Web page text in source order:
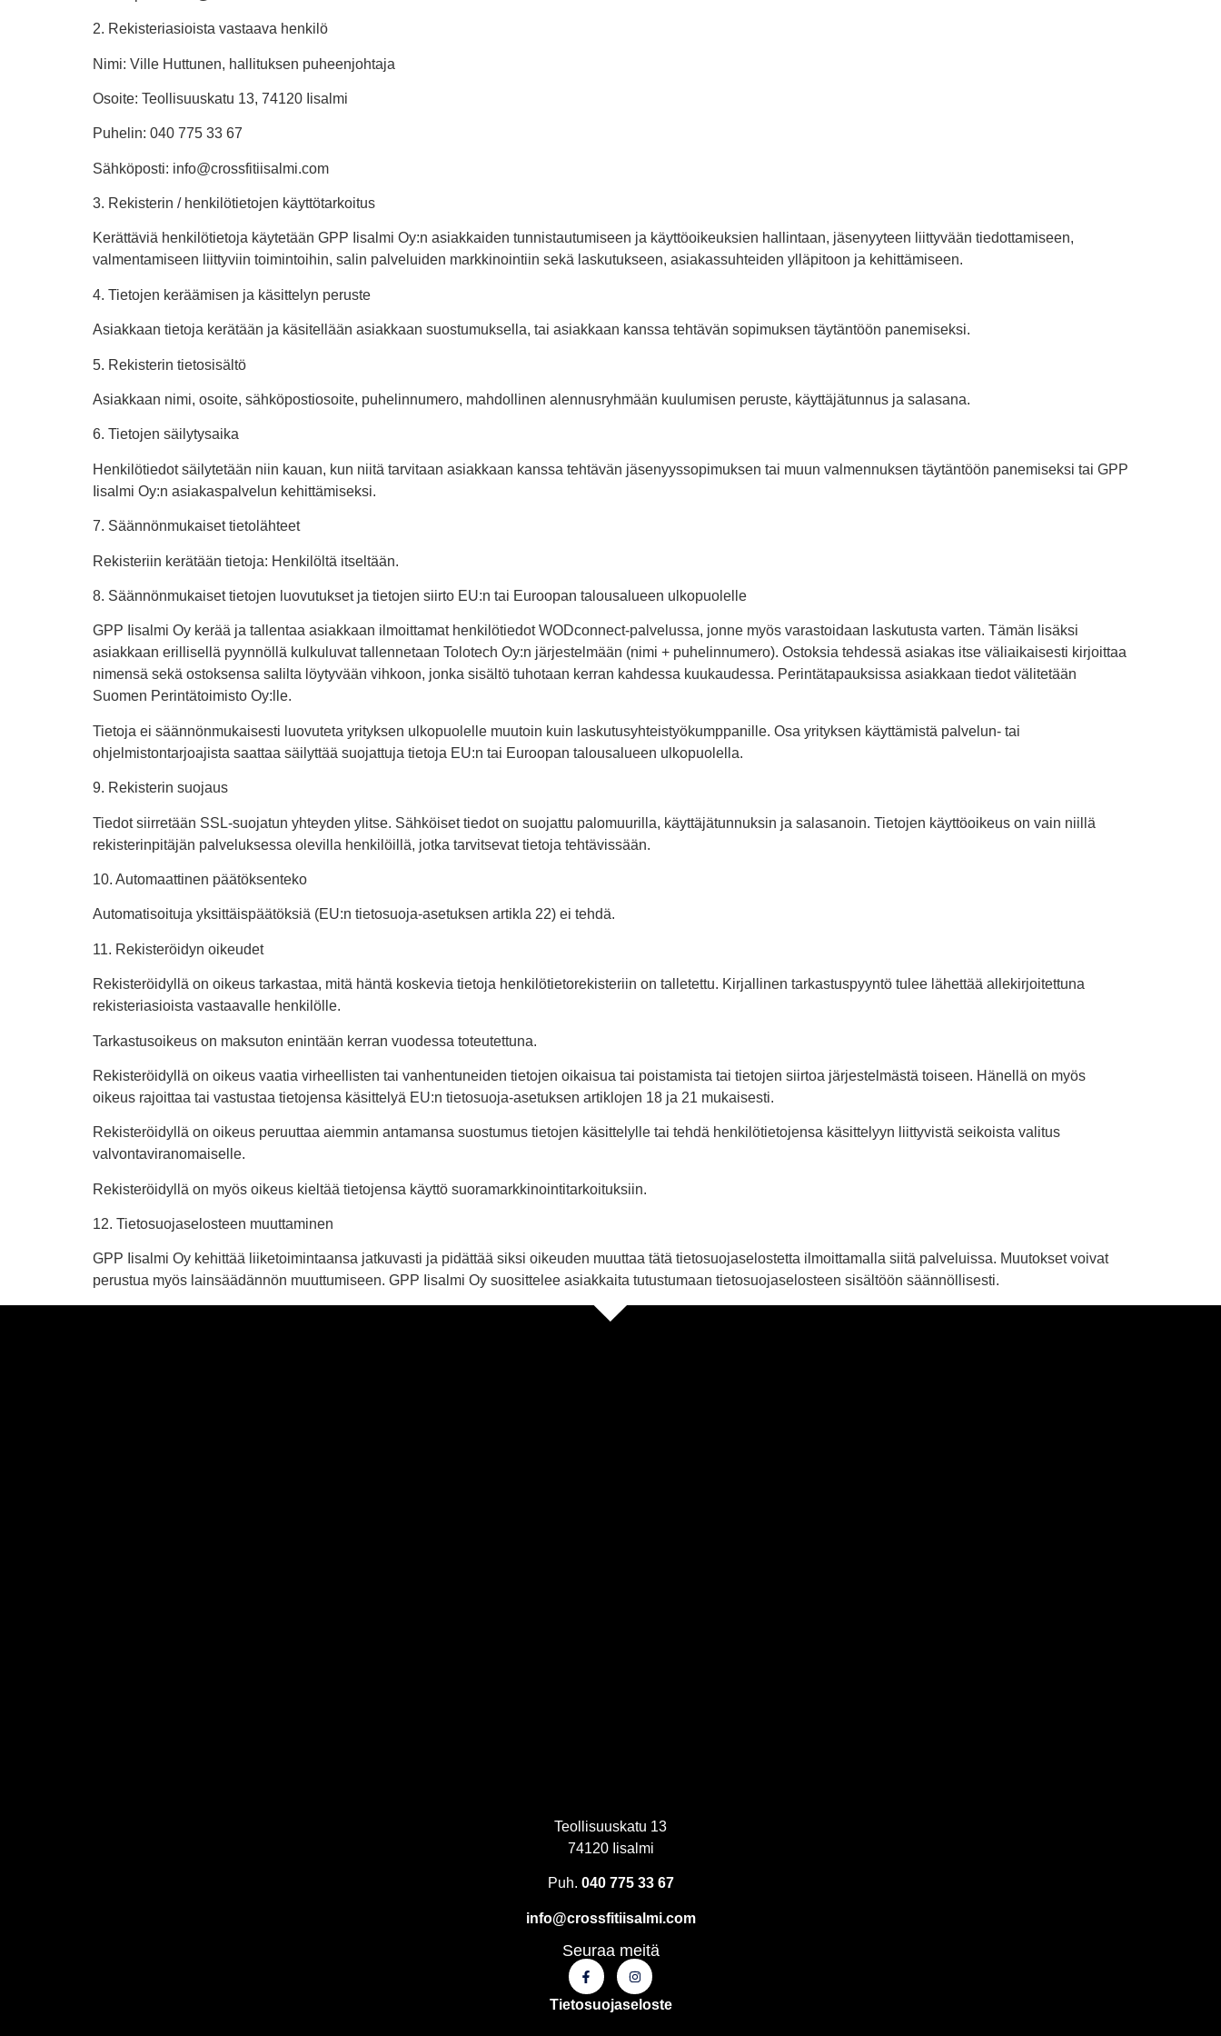
2. Rekisteriasioista vastaava henkilö
Nimi: Ville Huttunen, hallituksen puheenjohtaja
Osoite: Teollisuuskatu 13, 74120 Iisalmi
Puhelin: 040 775 33 67
Sähköposti: info@crossfitiisalmi.com
3. Rekisterin / henkilötietojen käyttötarkoitus
Kerättäviä henkilötietoja käytetään GPP Iisalmi Oy:n asiakkaiden tunnistautumiseen ja käyttöoikeuksien hallintaan, jäsenyyteen liittyvään tiedottamiseen,
valmentamiseen liittyviin toimintoihin, salin palveluiden markkinointiin sekä laskutukseen, asiakassuhteiden ylläpitoon ja kehittämiseen.
4. Tietojen keräämisen ja käsittelyn peruste
Asiakkaan tietoja kerätään ja käsitellään asiakkaan suostumuksella, tai asiakkaan kanssa tehtävän sopimuksen täytäntöön panemiseksi.
5. Rekisterin tietosisältö
Asiakkaan nimi, osoite, sähköpostiosoite, puhelinnumero, mahdollinen alennusryhmään kuulumisen peruste, käyttäjätunnus ja salasana.
6. Tietojen säilytysaika
Henkilötiedot säilytetään niin kauan, kun niitä tarvitaan asiakkaan kanssa tehtävän jäsenyyssopimuksen tai muun valmennuksen täytäntöön panemiseksi tai GPP
Iisalmi Oy:n asiakaspalvelun kehittämiseksi.
7. Säännönmukaiset tietolähteet
Rekisteriin kerätään tietoja: Henkilöltä itseltään.
8. Säännönmukaiset tietojen luovutukset ja tietojen siirto EU:n tai Euroopan talousalueen ulkopuolelle
GPP Iisalmi Oy kerää ja tallentaa asiakkaan ilmoittamat henkilötiedot WODconnect-palvelussa, jonne myös varastoidaan laskutusta varten. Tämän lisäksi
asiakkaan erillisellä pyynnöllä kulkuluvat tallennetaan Tolotech Oy:n järjestelmään (nimi + puhelinnumero). Ostoksia tehdessä asiakas itse väliaikaisesti kirjoittaa
nimensä sekä ostoksensa salilta löytyvään vihkoon, jonka sisältö tuhotaan kerran kahdessa kuukaudessa. Perintätapauksissa asiakkaan tiedot välitetään
Suomen Perintätoimisto Oy:lle.
Tietoja ei säännönmukaisesti luovuteta yrityksen ulkopuolelle muutoin kuin laskutusyhteistyökumppanille. Osa yrityksen käyttämistä palvelun- tai
ohjelmistontarjoajista saattaa säilyttää suojattuja tietoja EU:n tai Euroopan talousalueen ulkopuolella.
9. Rekisterin suojaus
Tiedot siirretään SSL-suojatun yhteyden ylitse. Sähköiset tiedot on suojattu palomuurilla, käyttäjätunnuksin ja salasanoin. Tietojen käyttöoikeus on vain niillä
rekisterinpitäjän palveluksessa olevilla henkilöillä, jotka tarvitsevat tietoja tehtävissään.
10. Automaattinen päätöksenteko
Automatisoituja yksittäispäätöksiä (EU:n tietosuoja-asetuksen artikla 22) ei tehdä.
11. Rekisteröidyn oikeudet
Rekisteröidyllä on oikeus tarkastaa, mitä häntä koskevia tietoja henkilötietorekisteriin on talletettu. Kirjallinen tarkastuspyyntö tulee lähettää allekirjoitettuna
rekisteriasioista vastaavalle henkilölle.
Tarkastusoikeus on maksuton enintään kerran vuodessa toteutettuna.
Rekisteröidyllä on oikeus vaatia virheellisten tai vanhentuneiden tietojen oikaisua tai poistamista tai tietojen siirtoa järjestelmästä toiseen. Hänellä on myös
oikeus rajoittaa tai vastustaa tietojensa käsittelyä EU:n tietosuoja-asetuksen artiklojen 18 ja 21 mukaisesti.
Rekisteröidyllä on oikeus peruuttaa aiemmin antamansa suostumus tietojen käsittelylle tai tehdä henkilötietojensa käsittelyyn liittyvistä seikoista valitus
valvontaviranomaiselle.
Rekisteröidyllä on myös oikeus kieltää tietojensa käyttö suoramarkkinointitarkoituksiin.
12. Tietosuojaselosteen muuttaminen
GPP Iisalmi Oy kehittää liiketoimintaansa jatkuvasti ja pidättää siksi oikeuden muuttaa tätä tietosuojaselostetta ilmoittamalla siitä palveluissa. Muutokset voivat
perustua myös lainsäädännön muuttumiseen. GPP Iisalmi Oy suosittelee asiakkaita tutustumaan tietosuojaselosteen sisältöön säännöllisesti.
Teollisuuskatu 13
74120 Iisalmi
Puh. 040 775 33 67
info@crossfitiisalmi.com
Seuraa meitä
Tietosuojaseloste